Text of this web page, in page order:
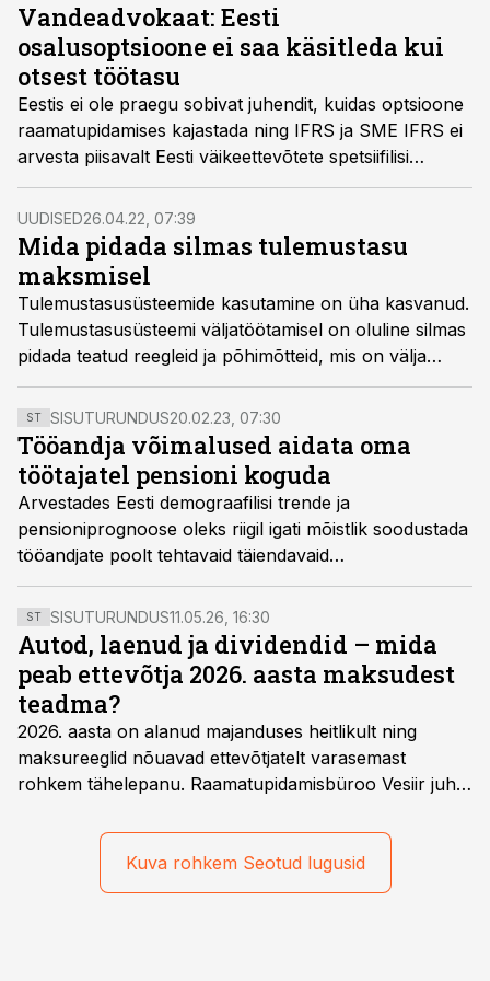
Vandeadvokaat: Eesti
osalusoptsioone ei saa käsitleda kui
otsest töötasu
Eestis ei ole praegu sobivat juhendit, kuidas optsioone
raamatupidamises kajastada ning IFRS ja SME IFRS ei
arvesta piisavalt Eesti väikeettevõtete spetsiifilisi
vajadusi, tõdeb vandeadvokaat Verner Silm.
UUDISED26.04.22, 07:39
Mida pidada silmas tulemustasu
maksmisel
Tulemustasusüsteemide kasutamine on üha kasvanud.
Tulemustasusüsteemi väljatöötamisel on oluline silmas
pidada teatud reegleid ja põhimõtteid, mis on välja
kasvanud seadusandlusest ja selle alusel tekkinud
õiguspraktikast.
ST SISUTURUNDUS20.02.23, 07:30
Tööandja võimalused aidata oma
töötajatel pensioni koguda
Arvestades Eesti demograafilisi trende ja
pensioniprognoose oleks riigil igati mõistlik soodustada
tööandjate poolt tehtavaid täiendavaid
pensioniinvesteeringuid, leiab Krista Teearu -
raamatupidamise ekspert ja Äripäeva raamatupidamise
teabevara peatoimetaja.
ST SISUTURUNDUS11.05.26, 16:30
Autod, laenud ja dividendid – mida
peab ettevõtja 2026. aasta maksudest
teadma?
2026. aasta on alanud majanduses heitlikult ning
maksureeglid nõuavad ettevõtjatelt varasemast
rohkem tähelepanu. Raamatupidamisbüroo Vesiir juht
mõjutavad enim auto kasutamist, laenusuhteid ja
dividendide maksustamist ning kus peituvad suurimad
riskikohad.
Kuva rohkem Seotud lugusid